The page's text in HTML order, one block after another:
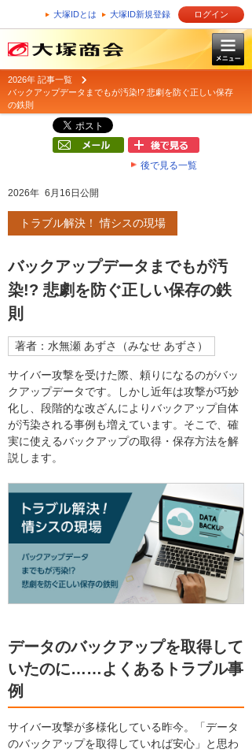
大塚IDとは 大塚ID新規登録 ログイン
2026年 記事一覧
バックアップデータまでもが汚染!? 悲劇を防ぐ正しい保存
の鉄則
後で見る一覧
2026年 6月16日公開
トラブル解決！ 情シスの現場
バックアップデータまでもが汚
染!? 悲劇を防ぐ正しい保存の鉄
則
著者：水無瀬 あずさ（みなせ あずさ）
サイバー攻撃を受けた際、頼りになるのがバッ
クアップデータです。しかし近年は攻撃が巧妙
化し、段階的な改ざんによりバックアップ自体
が汚染される事例も増えています。そこで、確
実に使えるバックアップの取得・保存方法を解
説します。
データのバックアップを取得して
いたのに……よくあるトラブル事
例
サイバー攻撃が多様化している昨今。「データ
のバックアップを取得していれば安心」と思わ